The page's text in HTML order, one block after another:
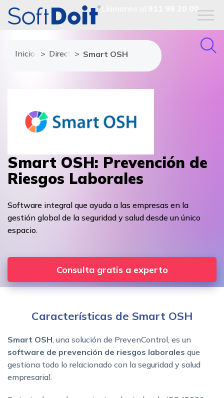
911 98 20 00
Inicio Directorio de proveedores
Smart OSH
Smart OSH: Prevención de
Riesgos Laborales
Software integral que ayuda a las empresas en la
gestión global de la seguridad y salud desde un único
espacio.
Consulta gratis a experto
Características de Smart OSH
Smart OSH , una solución de PrevenControl, es un
software de prevención de riesgos laborales que
gestiona todo lo relacionado con la seguridad y salud
empresarial.